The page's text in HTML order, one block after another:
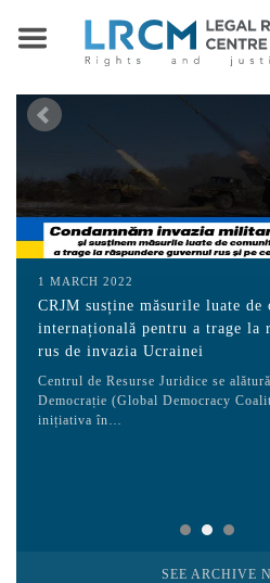
1 MARCH 2022
CRJM susține măsurile luate de
internațională pentru a trage la
rus de invazia Ucrainei
Centrul de Resurse Juridice se
Democrație (Global Democracy
inițiativa în…
SEE ARCHIVE